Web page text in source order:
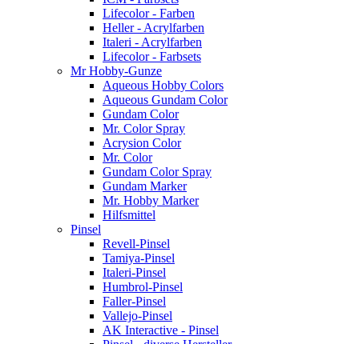
Lifecolor - Farben
Heller - Acrylfarben
Italeri - Acrylfarben
Lifecolor - Farbsets
Mr Hobby-Gunze
Aqueous Hobby Colors
Aqueous Gundam Color
Gundam Color
Mr. Color Spray
Acrysion Color
Mr. Color
Gundam Color Spray
Gundam Marker
Mr. Hobby Marker
Hilfsmittel
Pinsel
Revell-Pinsel
Tamiya-Pinsel
Italeri-Pinsel
Humbrol-Pinsel
Faller-Pinsel
Vallejo-Pinsel
AK Interactive - Pinsel